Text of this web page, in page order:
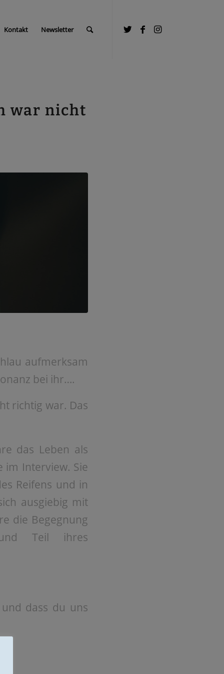
Kontakt Newsletter
war nicht
aufmerksam
bei ihr….
richtig war. Das
das Leben als
im Interview. Sie
Reifens und in
ausgiebig mit
die Begegnung
Teil ihres
dass du uns